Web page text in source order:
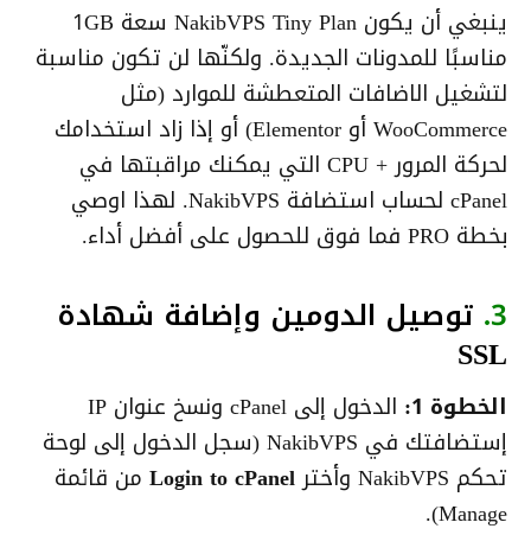
ينبغي أن يكون NakibVPS Tiny Plan سعة 1GB
مناسبًا للمدونات الجديدة. ولكنّها لن تكون مناسبة
لتشغيل الاضافات المتعطشة للموارد (مثل
WooCommerce أو Elementor) أو إذا زاد استخدامك
لحركة المرور + CPU التي يمكنك مراقبتها في
cPanel لحساب استضافة NakibVPS. لهذا اوصي
بخطة PRO فما فوق للحصول على أفضل أداء.
3. توصيل الدومين وإضافة شهادة
SSL
الخطوة 1:
الدخول إلى cPanel ونسخ عنوان IP
إستضافتك في NakibVPS (سجل الدخول إلى لوحة
تحكم NakibVPS وأختر
Login to cPanel من قائمة
Manage).